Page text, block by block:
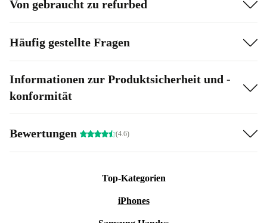
Von gebraucht zu refurbed
Häufig gestellte Fragen
Informationen zur Produktsicherheit und -
konformität
Bewertungen (4.6)
Top-Kategorien
iPhones